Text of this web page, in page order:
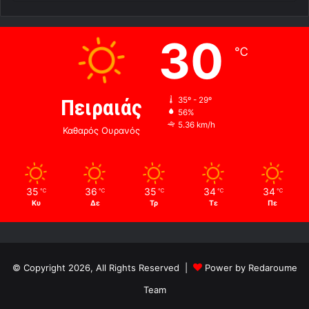
Πειραιάς
Καθαρός Ουρανός
30 ℃
35º - 29º
56%
5.36 km/h
35 ℃
Κυ
36 ℃
Δε
35 ℃
Τρ
34 ℃
Τε
34 ℃
Πε
© Copyright 2026, All Rights Reserved |
Power by Redaroume
Team